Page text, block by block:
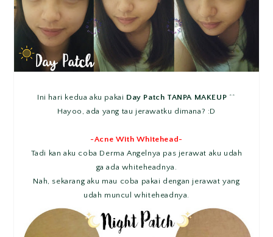
Ini hari kedua aku pakai Day Patch TANPA MAKEUP ^^
Hayoo, ada yang tau jerawatku dimana? :D
-Acne With Whitehead-
Tadi kan aku coba Derma Angelnya pas jerawat aku udah
ga ada whiteheadnya.
Nah, sekarang aku mau coba pakai dengan jerawat yang
udah muncul whiteheadnya.